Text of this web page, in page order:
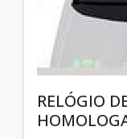
RELÓGIO